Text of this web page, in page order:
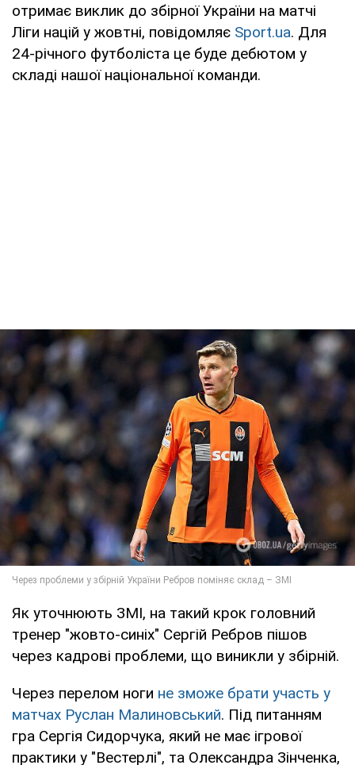
отримає виклик до збірної України на матчі
Ліги націй у жовтні, повідомляє Sport.ua. Для
24-річного футболіста це буде дебютом у
складі нашої національної команди.
Як уточнюють ЗМІ, на такий крок головний
тренер "жовто-синіх" Сергій Ребров пішов
через кадрові проблеми, що виникли у збірній.
Через перелом ноги не зможе брати участь у
матчах Руслан Малиновський. Під питанням
гра Сергія Сидорчука, який не має ігрової
практики у "Вестерлі", та Олександра Зінченка,